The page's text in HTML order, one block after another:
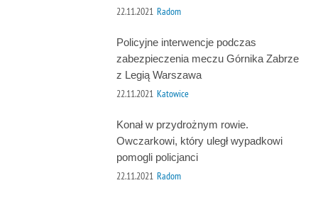
22.11.2021 Radom
Policyjne interwencje podczas
zabezpieczenia meczu Górnika Zabrze
z Legią Warszawa
22.11.2021 Katowice
Konał w przydrożnym rowie.
Owczarkowi, który uległ wypadkowi
pomogli policjanci
22.11.2021 Radom